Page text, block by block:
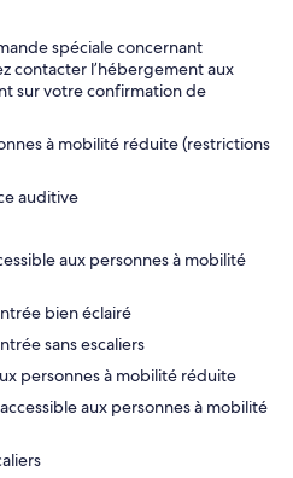
spéciale concernant
contacter l’hébergement aux
sur votre confirmation de
à mobilité réduite (restrictions
auditive
aux personnes à mobilité
bien éclairé
sans escaliers
personnes à mobilité réduite
aux personnes à mobilité